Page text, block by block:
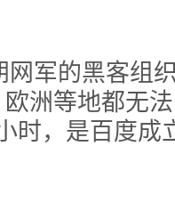
网军的黑客组
洲等地都无
时，是百度成